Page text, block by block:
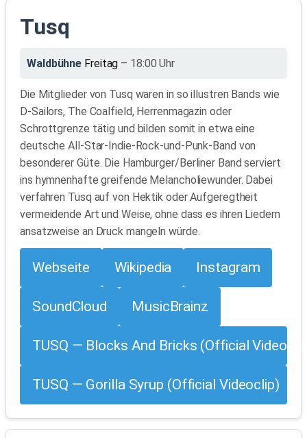
Tusq
Waldbühne Freitag – 18:00 Uhr
Die Mitglieder von Tusq waren in so illustren Bands wie
D-Sailors, The Coalfield, Herrenmagazin oder
Schrottgrenze tätig und bilden somit in etwa eine
deutsche All-Star-Indie-Rock-und-Punk-Band von
besonderer Güte. Die Hamburger/Berliner Band serviert
ins hymnenhafte greifende Melancholiewunder. Dabei
verfahren Tusq auf von Hektik oder Aufgeregtheit
vermeidende Art und Weise, ohne dass es ihren Liedern
ansatzweise an Druck mangeln würde.
Webseite Wikipedia Instagram
SoundCloud MusicBrainz
TUSQ — Blocks And Bricks (Official
TUSQ — Gorilla Syrup (Official Videoclip)